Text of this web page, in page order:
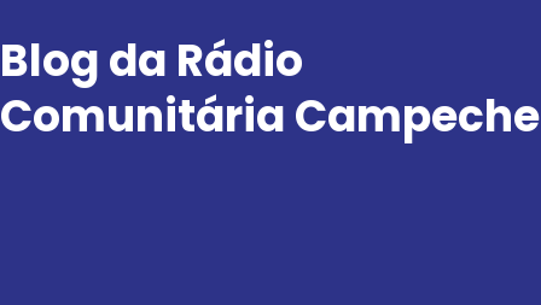
Blog da Rádio
Comunitária Campeche